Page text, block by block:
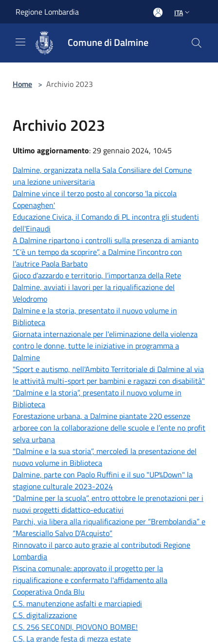
Regione Lombardia ITA
Comune di Dalmine
Home > Archivio 2023
Archivio 2023
Ultimo aggiornamento: 29 gennaio 2024, 10:45
Dalmine, organizzata nella Sala Consiliare del Comune
una lezione universitaria
Dalmine vince il terzo posto al concorso 'la piccola
Copenaghen'
Educazione Civica, il Comando di PL incontra gli studenti
dell'Einaudi
A Dalmine ripartono i controlli sulla presenza di amianto
“C’è un tempo da scoprire”, a Dalmine l’incontro con
l’autrice Paola Barbato
Gioco d’azzardo e territorio, l’importanza della Rete
Dalmine, avviati i lavori per la riqualificazione del
Velodromo
Dalmine e la storia, presentato il nuovo volume in
Biblioteca
Giornata internazionale per l'eliminazione della violenza
contro le donne, tutte le iniziative in programma a
Dalmine
"Sport e autismo, nell'Ambito Territoriale di Dalmine al via
le attività multi-sport per bambini e ragazzi con disabilità"
“Dalmine e la storia”, presentato il nuovo volume in
Biblioteca
Forestazione urbana, a Dalmine piantate 220 essenze
arboree con la collaborazione delle scuole e l’ente no profit
selva urbana
"Dalmine e la sua storia”, mercoledì la presentazione del
nuovo volume in Biblioteca
Dalmine, parte con Paolo Ruffini e il suo "UP%Down" la
stagione culturale 2023-2024
“Dalmine per la scuola”, entro ottobre le prenotazioni per i
nuovi progetti didattico-educativi
Parchi, via libera alla riqualificazione per “Brembolandia” e
“Maresciallo Salvo D’Acquisto”
Rinnovato il parco auto grazie al contributodi Regione
Lombardia
Piscina comunale: approvato il progetto per la
riqualificazione e confermato l'affidamento alla
Cooperativa Onda Blu
C.S. manutenzione asfalti e marciapiedi
C.S. digitalizzazione
C.S. 256 SECONDI, PIOVONO BOMBE!
C.S. La grande festa di mezza estate